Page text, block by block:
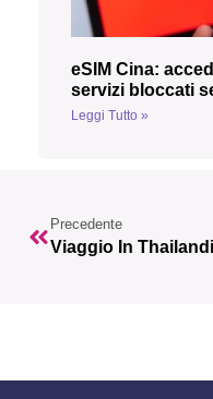
eSIM Cina:
servizi bloccati
Leggi Tutto »
Precedente